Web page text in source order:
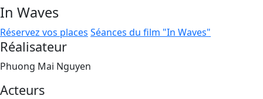
In Waves
Réservez vos places Séances du film "In Waves"
Réalisateur
Phuong Mai Nguyen
Acteurs